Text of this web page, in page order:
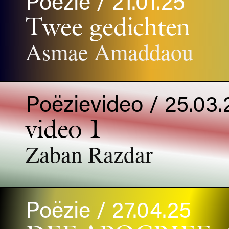
Twee gedichten
Asmae Amaddaou
Poëzievideo /
video 1
Zaban Razdar
Poëzie / 27.04.25